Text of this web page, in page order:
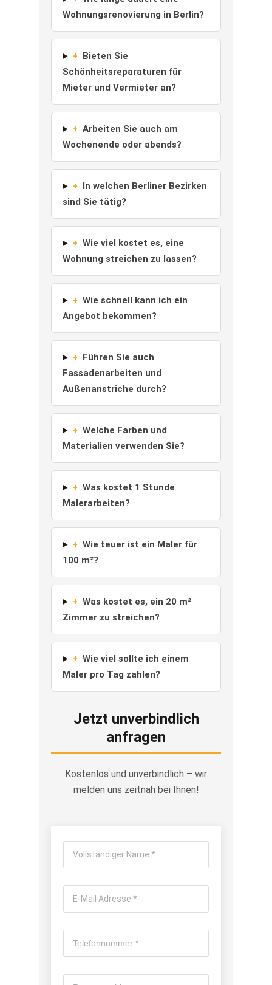
Wohnungsrenovierung in Berlin?
+
Bieten Sie
Schönheitsreparaturen für
Mieter und Vermieter an?
+ Arbeiten Sie auch am
Wochenende oder abends?
+
In welchen Berliner Bezirken
sind Sie tätig?
+ Wie viel kostet es, eine
Wohnung streichen zu lassen?
+ Wie schnell kann ich ein
Angebot bekommen?
+
Führen Sie auch
Fassadenarbeiten und
Außenanstriche durch?
+ Welche Farben und
Materialien verwenden Sie?
+ Was kostet 1 Stunde
Malerarbeiten?
+ Wie teuer ist ein Maler für
100 m²?
+ Was kostet es, ein 20 m²
Zimmer zu streichen?
+ Wie viel sollte ich einem
Maler pro Tag zahlen?
Jetzt unverbindlich
anfragen
Kostenlos und unverbindlich – wir
melden uns zeitnah bei Ihnen!